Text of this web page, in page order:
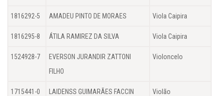
1816292-5 AMADEU PINTO DE MORAES Viola Caipira
1816295-8 ÁTILA RAMIREZ DA SILVA Viola Caipira
1524928-7
EVERSON JURANDIR ZATTONI
FILHO
Violoncelo
1715441-0 LAIDENSS GUIMARÃES FACCIN Violão